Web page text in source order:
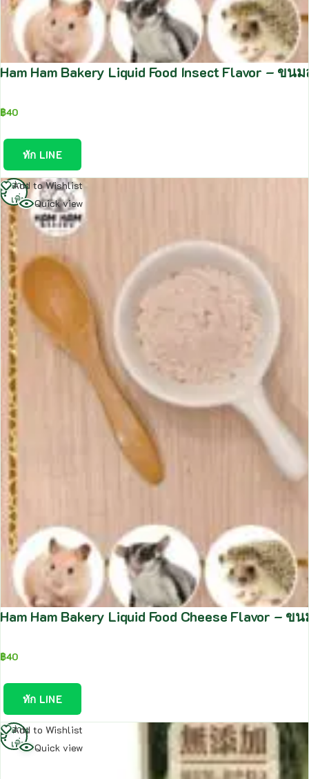
Ham Ham Bakery Liquid Food Insect Flavor – ข
฿40
ทัก LINE
Add to Wishlist
Quick view
Ham Ham Bakery Liquid Food Cheese Flavor –
฿40
ทัก LINE
อ่าน
เพิ่ม
Add to Wishlist
Quick view
อ่าน
เพิ่ม